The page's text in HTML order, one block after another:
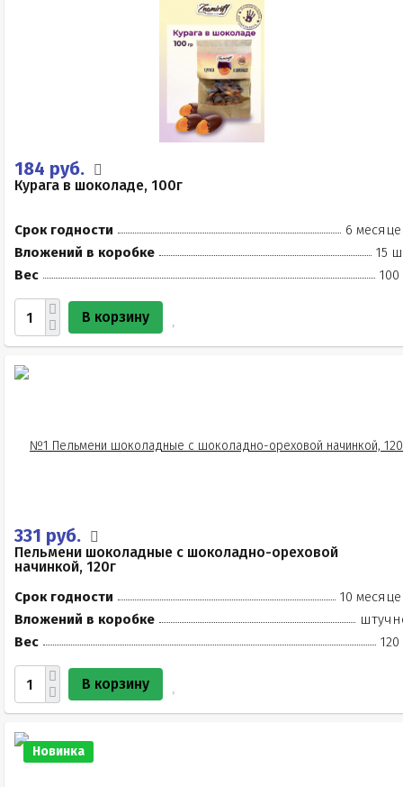
184 руб.
Курага в шоколаде, 100г
Срок годности
6
Вложений в коробке
15
Вес
100
В корзину
331 руб.
Пельмени шоколадные с шоколадно-ореховой
начинкой, 120г
Срок годности
10
Вложений в коробке
Вес
120
В корзину
Новинка